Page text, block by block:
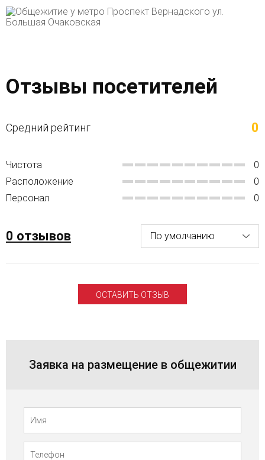
Отзывы посетителей
Средний рейтинг 0
Чистота
0
Расположение
0
Персонал
0
0 отзывов
ОСТАВИТЬ ОТЗЫВ
Заявка на размещение в общежитии